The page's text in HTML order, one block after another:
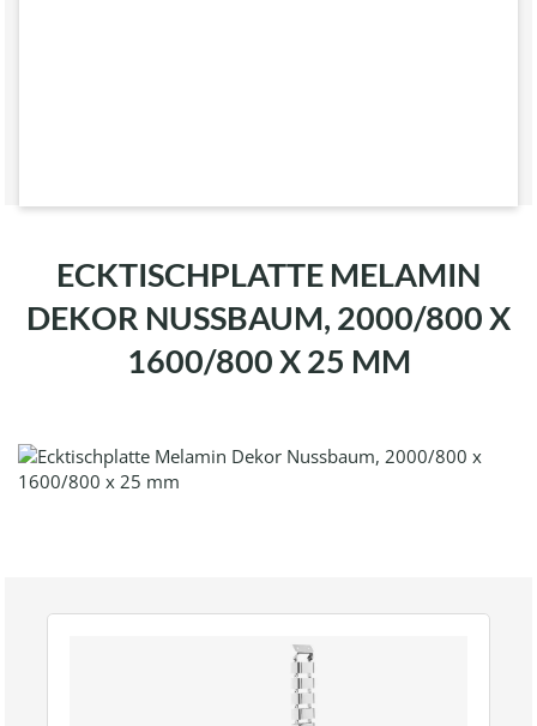
ECKTISCHPLATTE MELAMIN
DEKOR NUSSBAUM, 2000/800 X
1600/800 X 25 MM